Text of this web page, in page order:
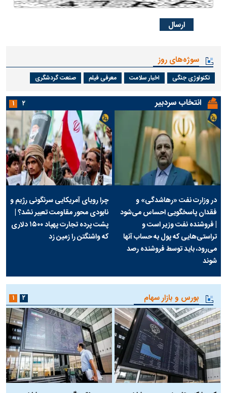
سوژه‌های روز
تکنولوژی جنگی اخبار سلامت معرفی فیلم صنعت گردشگری
انتخاب سردبیر
در وزارت نفت «رهاشدگی» و
فقدان پاسخگویی احساس می‌شود
| فروشنده نفت وزیر است و
تراستی‌هایی که پول به حساب آنها
می‌رود، باید توسط فروشنده رصد
شوند
چرا رویای آمریکایی سرنگونی رژیم و
نابودی محور مقاومت تعبیر نشد؟ |
پشت پرده تجارت پهپاد‌ ۱۵۰۰ دلاری
که واشنگتن را زمین زد
۱ ۲
بورس و بازار سهام ۱ ۲